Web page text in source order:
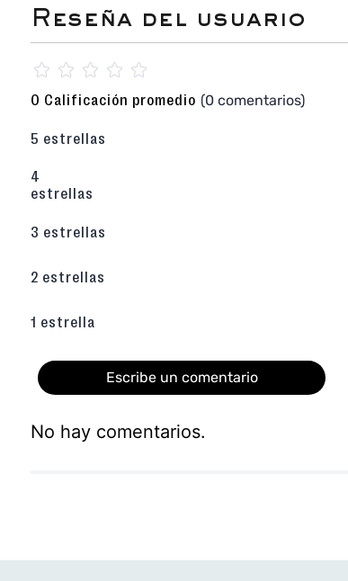
☆ ☆ ☆ ☆ ☆
0 Calificación promedio (0 comentarios)
5 estrellas
4
estrellas
3 estrellas
2 estrellas
1 estrella
Escribe un comentario
No hay comentarios.